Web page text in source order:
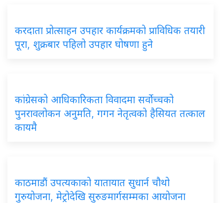
करदाता प्रोत्साहन उपहार कार्यक्रमको प्राविधिक तयारी
पूरा, शुक्रबार पहिलो उपहार घोषणा हुने
कांग्रेसको आधिकारिकता विवादमा सर्वोच्चको
पुनरावलोकन अनुमति, गगन नेतृत्वको हैसियत तत्काल
कायमै
काठमाडौं उपत्यकाको यातायात सुधार्न चौथो
गुरुयोजना, मेट्रोदेखि सुरुङमार्गसम्मका आयोजना